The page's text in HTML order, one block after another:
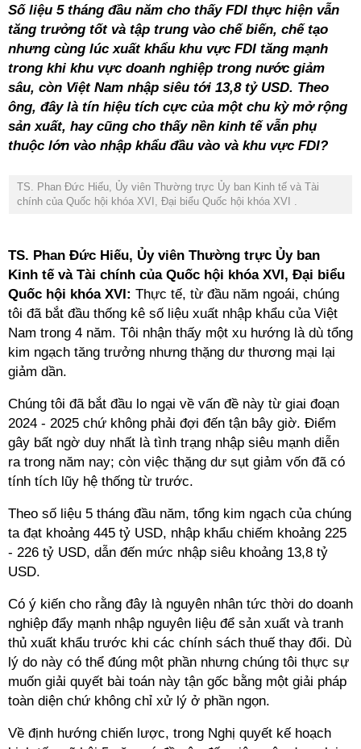
Số liệu 5 tháng đầu năm cho thấy FDI thực hiện vẫn
tăng trưởng tốt và tập trung vào chế biến, chế tạo
nhưng cùng lúc xuất khẩu khu vực FDI tăng mạnh
trong khi khu vực doanh nghiệp trong nước giảm
sâu, còn Việt Nam nhập siêu tới 13,8 tỷ USD. Theo
ông, đây là tín hiệu tích cực của một chu kỳ mở rộng
sản xuất, hay cũng cho thấy nền kinh tế vẫn phụ
thuộc lớn vào nhập khẩu đầu vào và khu vực FDI?
TS. Phan Đức Hiếu, Ủy viên Thường trực Ủy ban Kinh tế và Tài
chính của Quốc hội khóa XVI, Đại biểu Quốc hội khóa XVI .
TS. Phan Đức Hiếu, Ủy viên Thường trực Ủy ban
Kinh tế và Tài chính của Quốc hội khóa XVI, Đại biểu
Quốc hội khóa XVI: Thực tế, từ đầu năm ngoái, chúng
tôi đã bắt đầu thống kê số liệu xuất nhập khẩu của Việt
Nam trong 4 năm. Tôi nhận thấy một xu hướng là dù tổng
kim ngạch tăng trưởng nhưng thặng dư thương mại lại
giảm dần.
Chúng tôi đã bắt đầu lo ngại về vấn đề này từ giai đoạn
2024 - 2025 chứ không phải đợi đến tận bây giờ. Điểm
gây bất ngờ duy nhất là tình trạng nhập siêu mạnh diễn
ra trong năm nay; còn việc thặng dư sụt giảm vốn đã có
tính tích lũy hệ thống từ trước.
Theo số liệu 5 tháng đầu năm, tổng kim ngạch của chúng
ta đạt khoảng 445 tỷ USD, nhập khẩu chiếm khoảng 225
- 226 tỷ USD, dẫn đến mức nhập siêu khoảng 13,8 tỷ
USD.
Có ý kiến cho rằng đây là nguyên nhân tức thời do doanh
nghiệp đẩy mạnh nhập nguyên liệu để sản xuất và tranh
thủ xuất khẩu trước khi các chính sách thuế thay đổi. Dù
lý do này có thể đúng một phần nhưng chúng tôi thực sự
muốn giải quyết bài toán này tận gốc bằng một giải pháp
toàn diện chứ không chỉ xử lý ở phần ngọn.
Về định hướng chiến lược, trong Nghị quyết kế hoạch